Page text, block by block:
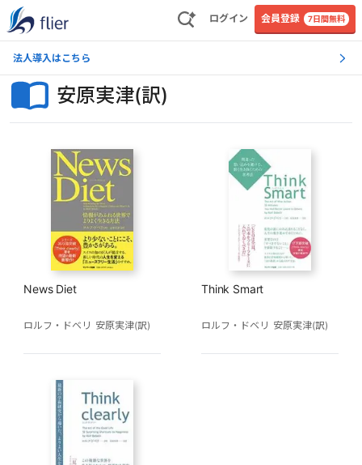
ログイン 会員登録 7日間無料
法人導入はこちら
安原実津(訳)
News Diet
ロルフ・ドベリ 安原実津(訳)
Think Smart
ロルフ・ドベリ 安原実津(訳)